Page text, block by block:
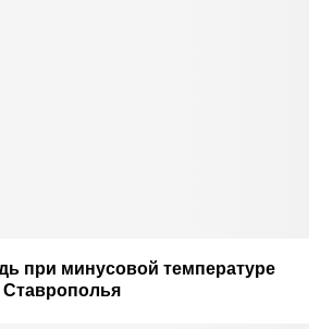
при минусовой температуре
Ставрополья